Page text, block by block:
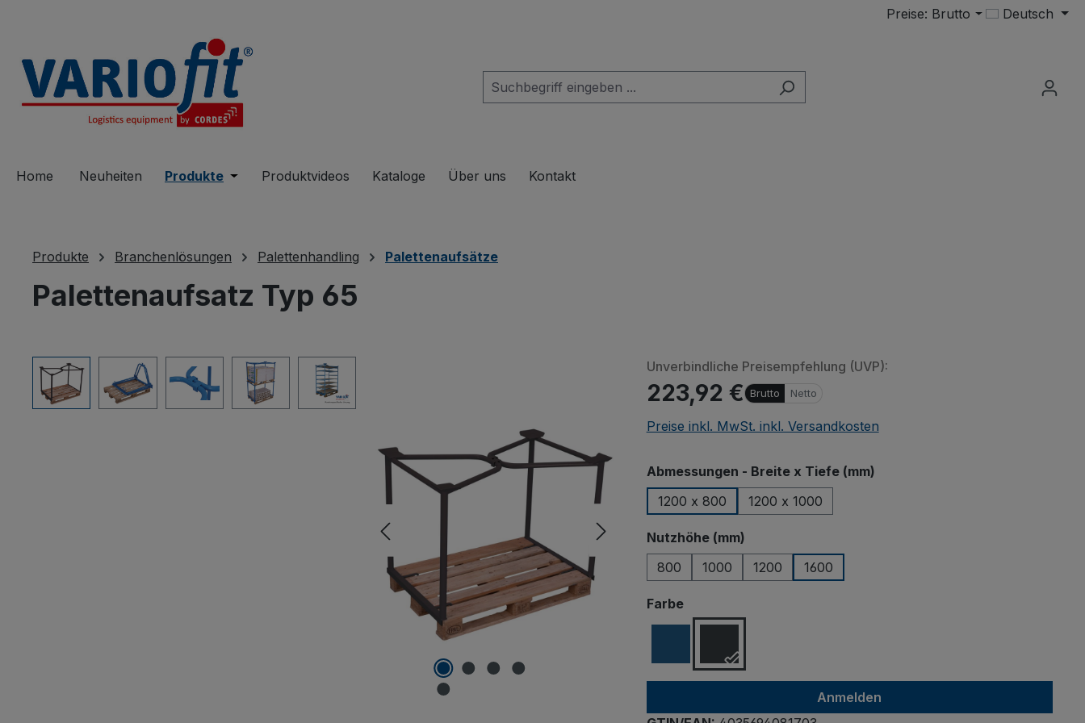
Preise: Brutto Deutsch
Home Neuheiten Produkte Öffne oder Schließe das Dropdown der Kategorie Produkte
Produktvideos Kataloge Über uns Kontakt
Produkte Branchenlösungen Palettenhandling Palettenaufsätze
Palettenaufsatz Typ 65
Bildergalerie überspringen Unverbindliche Preisempfehlung (UVP):
223,92 € Brutto Netto
Preise inkl. MwSt. inkl. Versandkosten
Abmessungen - Breite x Tiefe (mm)auswählen
1200 x 800
1200 x 1000
Nutzhöhe (mm)auswählen
800
1000 1200 1600
Farbeauswählen
Anmelden